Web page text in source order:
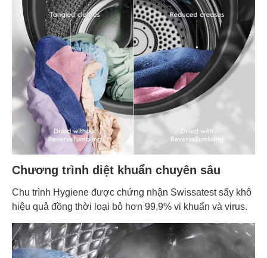
Chương trình diệt khuẩn chuyên sâu
Chu trình Hygiene được chứng nhận Swissatest sấy khô
hiệu quả đồng thời loại bỏ hơn 99,9% vi khuẩn và virus.